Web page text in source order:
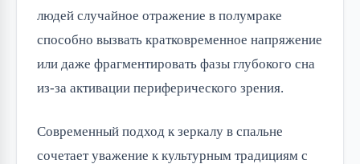
людей случайное отражение в полумраке
способно вызвать кратковременное напряжение
или даже фрагментировать фазы глубокого сна
из-за активации периферического зрения.
Современный подход к зеркалу в спальне
сочетает уважение к культурным традициям с